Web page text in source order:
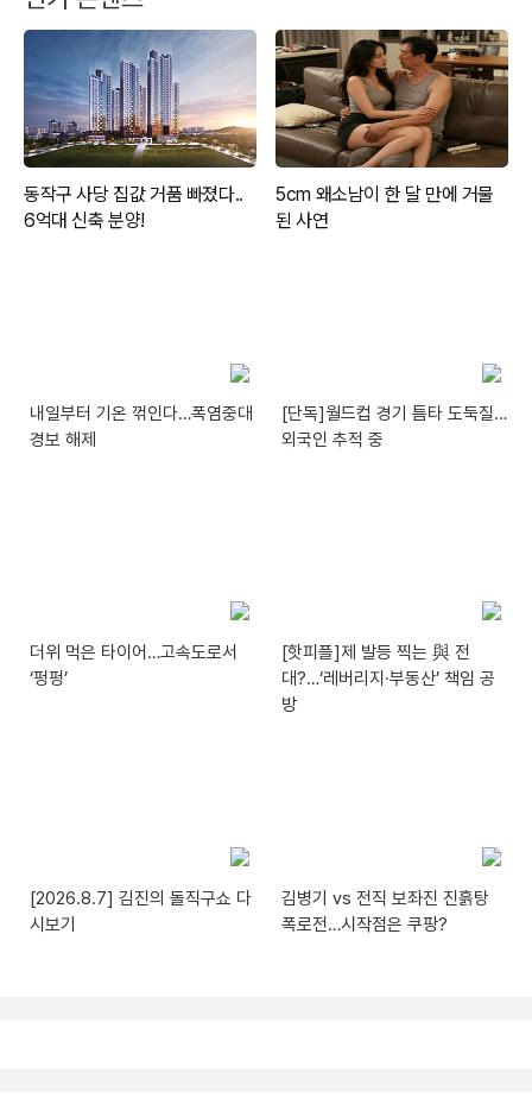
내일부터 기온 꺾인다…폭염중대
경보 해제
[단독]월드컵 경기 틈타 도둑질…
외국인 추적 중
더위 먹은 타이어…고속도로서
‘펑펑’
[핫피플]제 발등 찍는 與 전
대?…‘레버리지·부동산’ 책임 공
방
[2026.8.7] 김진의 돌직구쇼 다
시보기
김병기 vs 전직 보좌진 진흙탕
폭로전…시작점은 쿠팡?